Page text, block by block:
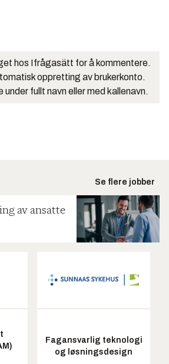
hos Ifrågasätt for å kommentere.
oppretting av brukerkonto.
under fullt navn eller med kallenavn.
Se flere jobber
av ansatte
Fagansvarlig teknologi
og løsningsdesign